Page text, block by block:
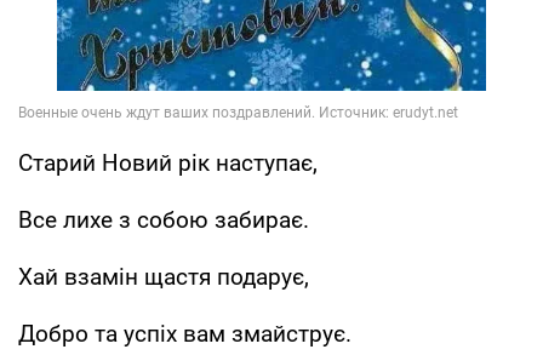
Старий Новий рік наступає,
Все лихе з собою забирає.
Хай взамін щастя подарує,
Добро та успіх вам змайструє.